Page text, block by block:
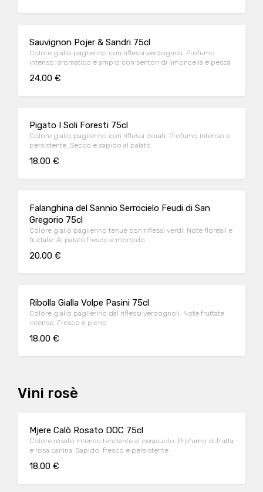
Sauvignon Pojer & Sandri 75cl
Colore giallo paglierino con riflessi verdognoli. Profumo
intenso, aromatico e ampio con sentori di limoncella e pesca
24.00 €
Pigato I Soli Foresti 75cl
Colore giallo paglierino con riflessi dorati. Profumo intenso e
persistente. Secco e sapido al palato
18.00 €
Falanghina del Sannio Serrocielo Feudi di San
Gregorio 75cl
Colore giallo paglierino tenue con riflessi verdi. Note floreali e
fruttate. Al palato fresco e morbido
20.00 €
Ribolla Gialla Volpe Pasini 75cl
Colore giallo paglierino dai riflessi verdognoli. Note fruttate
intense. Fresco e pieno
18.00 €
Vini rosè
Mjere Calò Rosato DOC 75cl
Colore rosato intenso tendente al cerasuolo. Profumo di frutta
e rosa canina. Sapido, fresco e persistente
18.00 €